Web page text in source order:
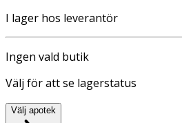
I lager hos leverantör
Ingen vald butik
Välj för att se lagerstatus
Välj apotek